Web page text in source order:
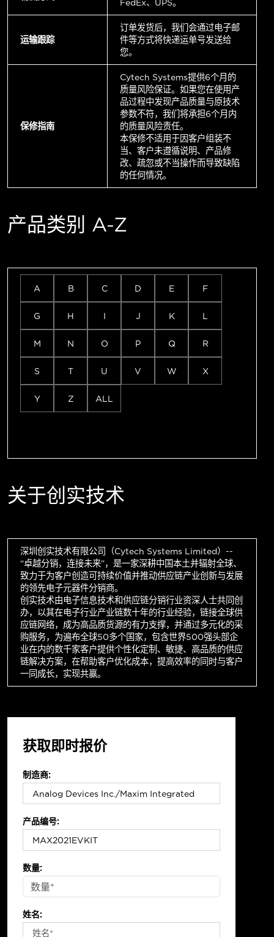
FedEx、UPS。
运输跟踪
订单发货后，我们会通过电子邮
件等方式将快递运单号发送给
您。
保修指南
Cytech Systems提供6个月的
质量风险保证。如果您在使用产
品过程中发现产品质量与原技术
参数不符，我们将承担6个月内
的质量风险责任。
本保修不适用于因客户组装不
当、客户未遵循说明、产品修
改、疏忽或不当操作而导致缺陷
的任何情况。
产品类别 A-Z
A B C D E F
G H I J K L
M N O P Q R
S T U V W X
Y Z ALL
关于创实技术
深圳创实技术有限公司（Cytech Systems Limited）--
“卓越分销，连接未来”，是一家深耕中国本土并辐射全球、
致力于为客户创造可持续价值并推动供应链产业创新与发展
的领先电子元器件分销商。
创实技术由电子信息技术和供应链分销行业资深人士共同创
办，以其在电子行业产业链数十年的行业经验，链接全球供
应链网络，成为高品质货源的有力支撑，并通过多元化的采
购服务，为遍布全球50多个国家，包含世界500强头部企
业在内的数千家客户提供个性化定制、敏捷、高品质的供应
链解决方案，在帮助客户优化成本，提高效率的同时与客户
一同成长，实现共赢。
获取即时报价
制造商:
产品编号:
数量:
姓名: